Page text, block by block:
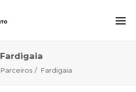
Fardigaia
Parceiros Fardigaia